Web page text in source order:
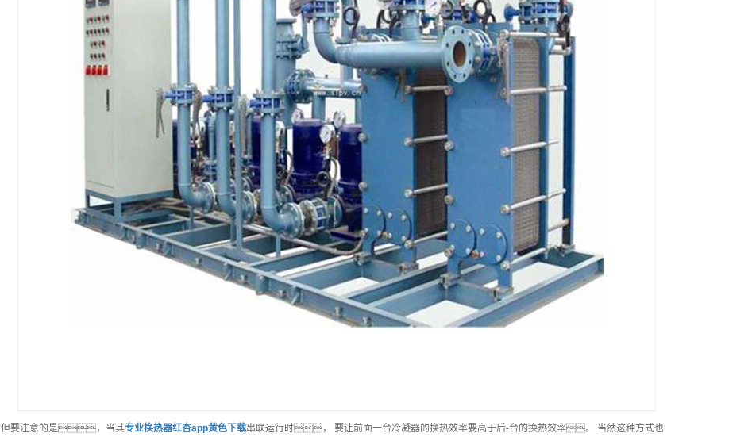
但要注意的是，当其专业换热器红杏app黄色下载串联运行时， 要让前面一台冷凝器的换热效率要高于后-台的换热效率。 当然这种方式也